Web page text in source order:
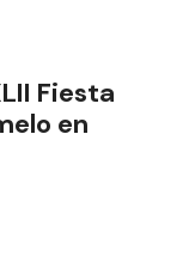
Fiesta
en